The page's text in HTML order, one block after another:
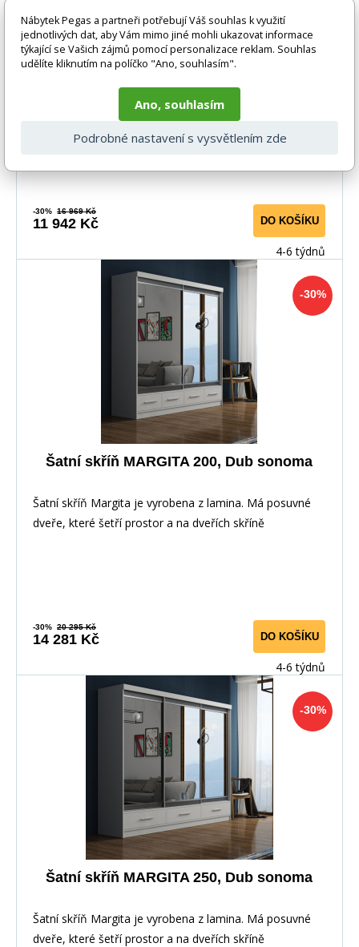
Šatní skříň MARGITA 120, Dub sonoma
Šatní skříň Margita je vyrobena z lamina. Má posuvné
dveře, které šetří prostor a na dveřích skříně
-30% 16 969 Kč
11 942 Kč DO KOŠÍKU
4-6 týdnů
-30%
Šatní skříň MARGITA 200, Dub sonoma
Šatní skříň Margita je vyrobena z lamina. Má posuvné
dveře, které šetří prostor a na dveřích skříně
-30% 20 295 Kč
14 281 Kč DO KOŠÍKU
4-6 týdnů
-30%
Šatní skříň MARGITA 250, Dub sonoma
Šatní skříň Margita je vyrobena z lamina. Má posuvné
dveře, které šetří prostor a na dveřích skříně
Nábytek Pegas a partneři potřebují Váš souhlas k využití
jednotlivých dat, aby Vám mimo jiné mohli ukazovat informace
týkající se Vašich zájmů pomocí personalizace reklam. Souhlas
udělíte kliknutím na políčko "Ano, souhlasím".
Ano, souhlasím
Podrobné nastavení s vysvětlením zde